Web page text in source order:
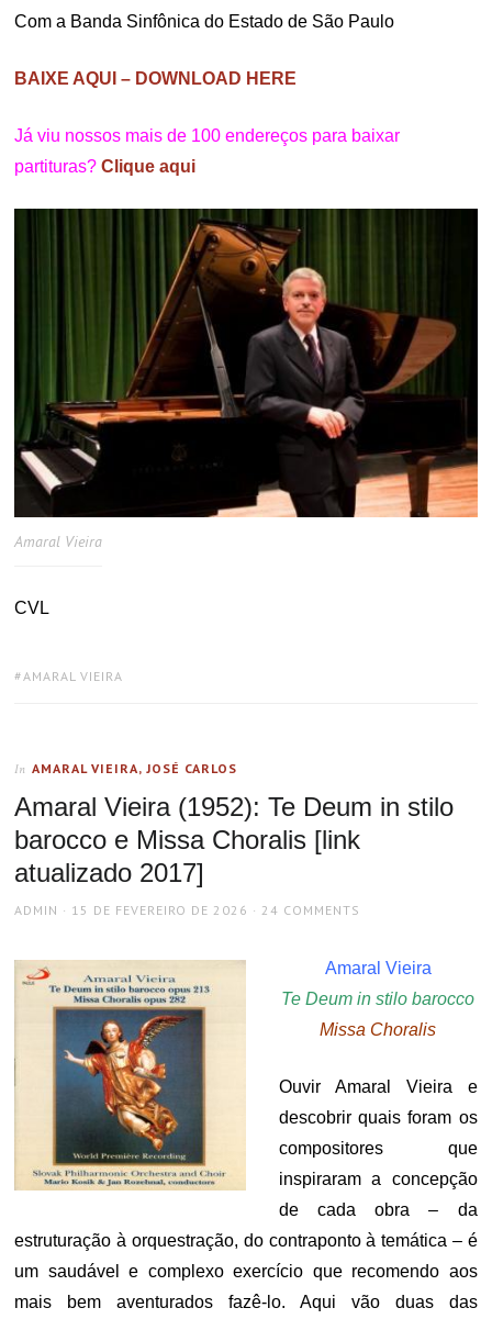
Com a Banda Sinfônica do Estado de São Paulo
BAIXE AQUI – DOWNLOAD HERE
Já viu nossos mais de 100 endereços para baixar
partituras? Clique aqui
Amaral Vieira
CVL
TAGS:
AMARAL VIEIRA
In AMARAL VIEIRA, JOSÉ CARLOS
Amaral Vieira (1952): Te Deum in stilo
barocco e Missa Choralis [link
atualizado 2017]
AUTHOR
ADMIN
POSTED
15 DE FEVEREIRO DE 2026 24 COMMENTS
Amaral Vieira
Te Deum in stilo barocco
Missa Choralis
Ouvir Amaral Vieira e
descobrir quais foram os
compositores que
inspiraram a concepção
de cada obra – da
estruturação à orquestração, do contraponto à temática – é
um saudável e complexo exercício que recomendo aos
mais bem aventurados fazê-lo. Aqui vão duas das